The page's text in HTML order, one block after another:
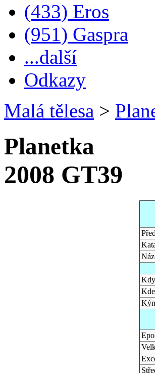
(433) Eros
(951) Gaspra
...další
Odkazy
Malá tělesa >
Planetka
2008 GT39
Kdy
Kde